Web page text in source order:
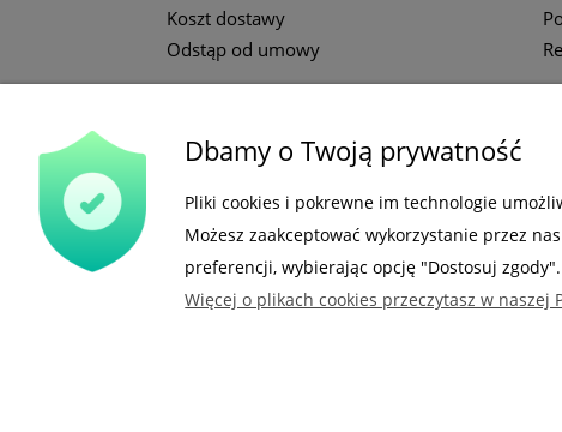
Koszt dostawy
Odstąp od umowy
Gdzie nas możesz znaleźć
Dbamy o Twoją prywatność
Pliki cookies i pokrewne im technologie
Możesz zaakceptować wykorzystanie przez
preferencji, wybierając opcję "Dostosuj zgody".
Więcej o plikach cookies przeczytasz w naszej